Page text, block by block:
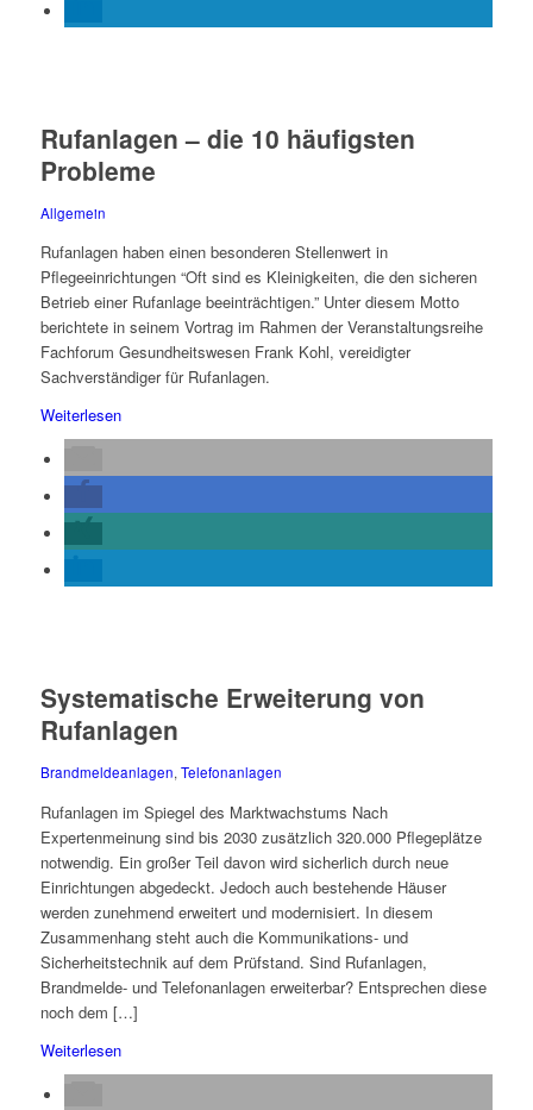
Rufanlagen – die 10 häufigsten
Probleme
Allgemein
Rufanlagen haben einen besonderen Stellenwert in
Pflegeeinrichtungen “Oft sind es Kleinigkeiten, die den sicheren
Betrieb einer Rufanlage beeinträchtigen.” Unter diesem Motto
berichtete in seinem Vortrag im Rahmen der Veranstaltungsreihe
Fachforum Gesundheitswesen Frank Kohl, vereidigter
Sachverständiger für Rufanlagen.
Weiterlesen
Systematische Erweiterung von
Rufanlagen
Brandmeldeanlagen,Telefonanlagen
Rufanlagen im Spiegel des Marktwachstums Nach
Expertenmeinung sind bis 2030 zusätzlich 320.000 Pflegeplätze
notwendig. Ein großer Teil davon wird sicherlich durch neue
Einrichtungen abgedeckt. Jedoch auch bestehende Häuser
werden zunehmend erweitert und modernisiert. In diesem
Zusammenhang steht auch die Kommunikations- und
Sicherheitstechnik auf dem Prüfstand. Sind Rufanlagen,
Brandmelde- und Telefonanlagen erweiterbar? Entsprechen diese
noch dem […]
Weiterlesen